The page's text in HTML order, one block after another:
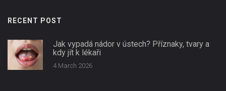
RECENT POST
Jak vypadá nádor v ústech? Příznaky, tvary a
kdy jít k lékaři
4 March 2026